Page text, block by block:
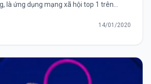
là ứng dụng mạng xã hội top 1 trên
ngắn,...
14/01/2020